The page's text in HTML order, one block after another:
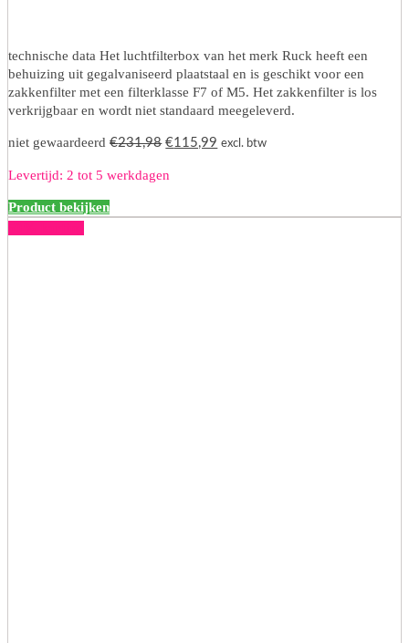
technische data Het luchtfilterbox van het merk Ruck heeft een
behuizing uit gegalvaniseerd plaatstaal en is geschikt voor een
zakkenfilter met een filterklasse F7 of M5. Het zakkenfilter is los
verkrijgbaar en wordt niet standaard meegeleverd.
niet gewaardeerd €231,98 Oorspronkelijke
was:
€115,99 Huidige
excl. btw
Levertijd: 2 tot 5 werkdagen
Product bekijken